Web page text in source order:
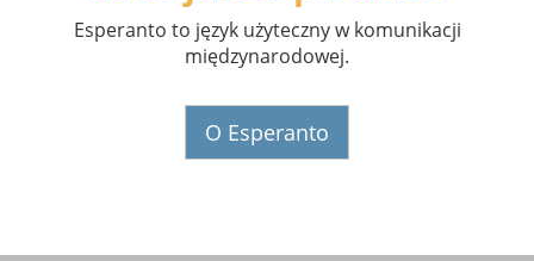
Esperanto to język użyteczny w komunikacji
międzynarodowej.
O Esperanto